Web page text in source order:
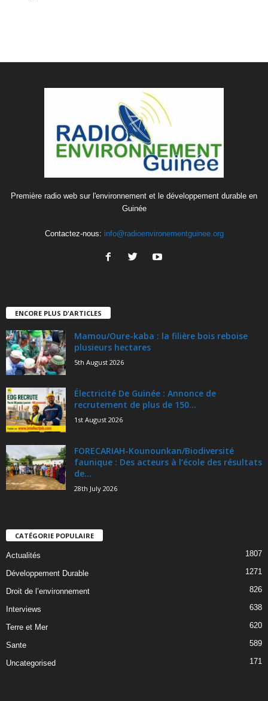
Première radio web sur l'environnement et le développement durable en
Guinée
Contactez-nous: info@radioenvironementguinee.org
ENCORE PLUS D'ARTICLES
Mamou/Oure-kaba : la filière bois reboise
plusieurs hectares
5th August 2026
Électricité De Guinée : Annonce de
recrutement de plus de 150...
1st August 2026
FORECARIAH-Kounounkan/Biodiversité
faunique : Des acteurs à l’école des résultats
de...
28th July 2026
CATÉGORIE POPULAIRE
Actualités 1807
Développement Durable 1271
Droit de l’environnement 826
Interviews 638
Terre et Mer 620
Sante 589
Uncategorised 171